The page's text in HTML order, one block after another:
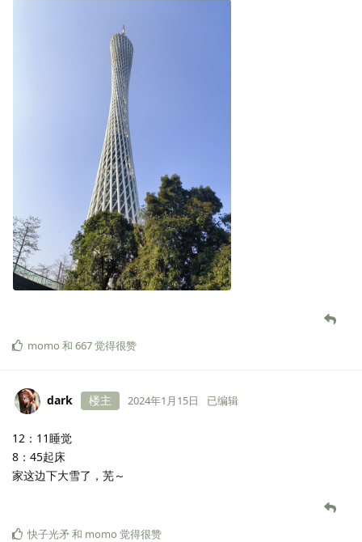
momo 和 667觉得很赞
dark 楼主 2024年1月15日 已编辑
12：11睡觉
8：45起床
家这边下大雪了，芜～
快子光矛和 momo 觉得很赞